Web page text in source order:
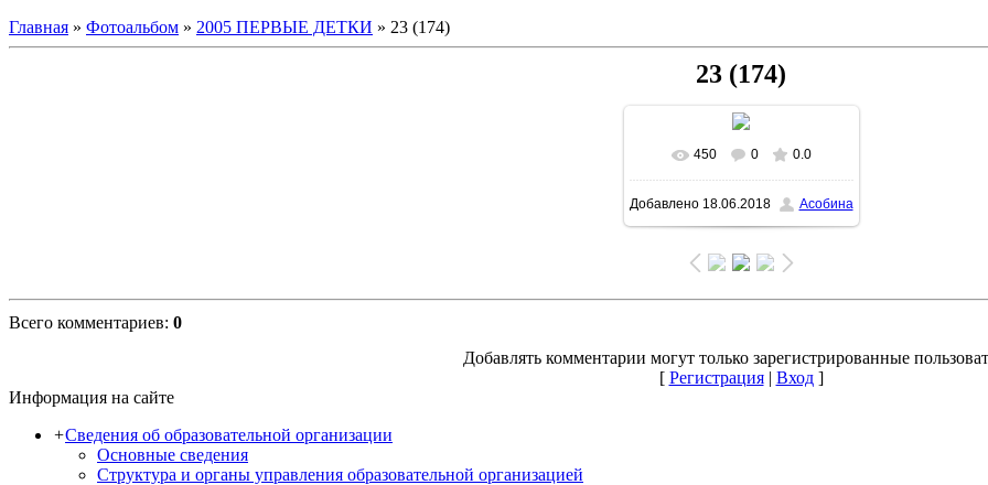
Главная » Фотоальбом » 2005 ПЕРВЫЕ ДЕТКИ » 23 (174)
23 (174)
450 0 0.0
Добавлено18.06.2018 Асобина
Всего комментариев: 0
Добавлять комментарии могут только зарегистрированные
[ Регистрация| Вход]
Информация на сайте
+Сведения об образовательной организации
Основные сведения
Структура и органы управления образовательной организацией